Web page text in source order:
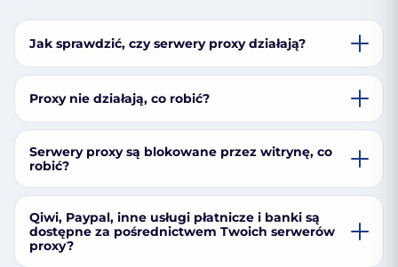
Jak sprawdzić, czy serwery proxy działają?
Proxy nie działają, co robić?
Serwery proxy są blokowane przez witrynę, co
robić?
Qiwi, Paypal, inne usługi płatnicze i banki są
dostępne za pośrednictwem Twoich serwerów
proxy?